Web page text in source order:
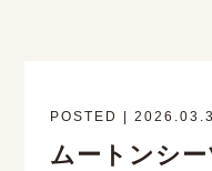
POSTED |
ムートンシー